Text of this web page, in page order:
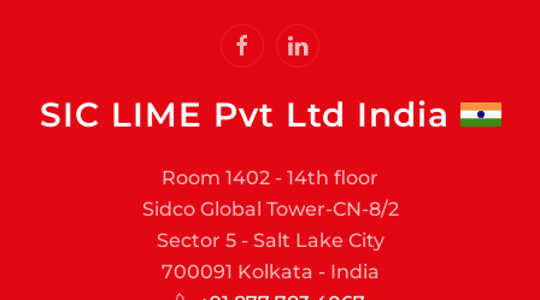
SIC LIME Pvt Ltd India
Room 1402 - 14th floor
Sidco Global Tower-CN-8/2
Sector 5 - Salt Lake City
700091 Kolkata - India